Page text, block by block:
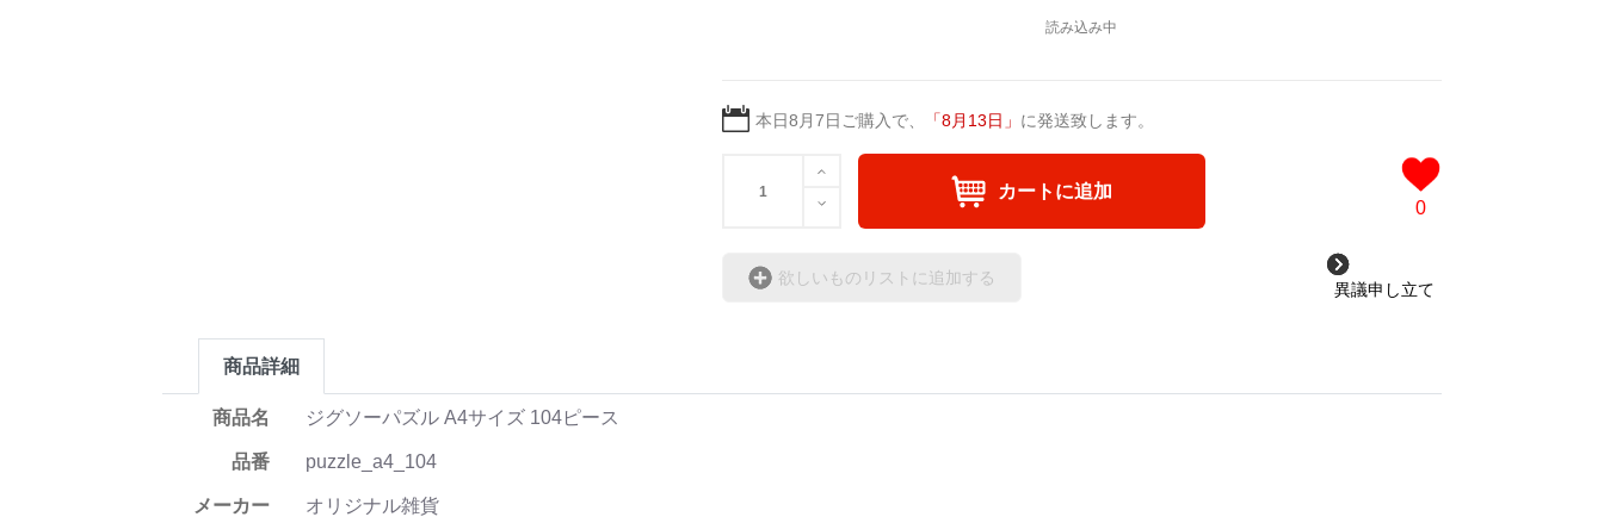
本日8月7日 ご購入で、 「8月13日 」 に発送致します。
カートに追加
0
欲しいものリストに追加する
異議申し立て
商品詳細
商品名 ジグソーパズル A4サイズ 104ピース
品番 puzzle_a4_104
メーカー オリジナル雑貨